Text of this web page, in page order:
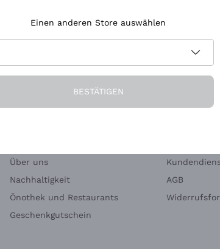
in 3 Raten
Über uns
Nachhaltigkeit
Önothek und Restaurants
Geschenkgutschein
AGB
Einen anderen Store auswählen
BESTÄTIGEN